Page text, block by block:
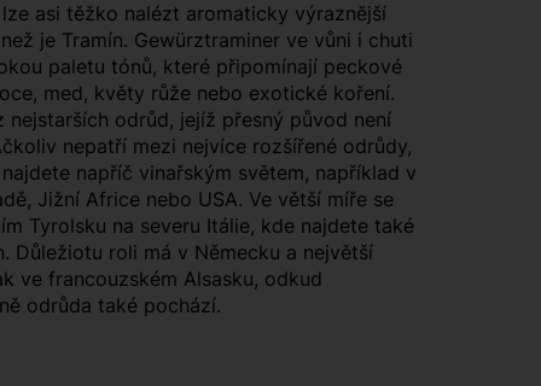
asi těžko nalézt aromaticky výraznější
je Tramín. Gewürztraminer ve vůni i chuti
paletu tónů, které připomínají peckové
med, květy růže nebo exotické koření.
odrůd, jejíž přesný původ není
nepatří mezi nejvíce rozšířené odrůdy,
napříč vinařským světem, například v
Jižní Africe nebo USA. Ve větší míře se
Tyrolsku na severu Itálie, kde najdete také
Důležiotu roli má v Německu a největší
ve francouzském Alsasku, odkud
odrůda také pochází.